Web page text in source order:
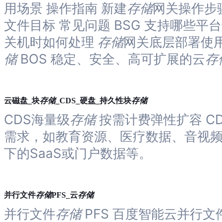
用场景 操作指南 新建存储网关操作步
文件目标 常见问题 BSG 支持哪些平
关机时如何处理 存储网关底层部署使
储BOS 稳定、安全、高可扩展的云存
云磁盘_块存储_CDS_硬盘_持久性块存储
CDS海量级存储按需计费弹性扩容
需求，如教育资源、医疗数据、音视
下的SaaS或门户数据等。
并行文件存储PFS_云存储
并行文件存储PFS 百度智能云并行文